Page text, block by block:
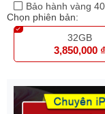
Bảo hành vàng
Chọn phiên bản:
32GB
3,850,000 ₫